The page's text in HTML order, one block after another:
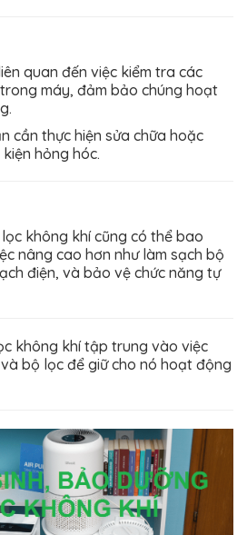
quan đến việc kiểm tra các
máy, đảm bảo chúng hoạt
cần thực hiện sửa chữa hoặc
hỏng hóc.
không khí cũng có thể bao
nâng cao hơn như làm sạch bộ
điện, và bảo vệ chức năng tự
không khí tập trung vào việc
bộ lọc để giữ cho nó hoạt động